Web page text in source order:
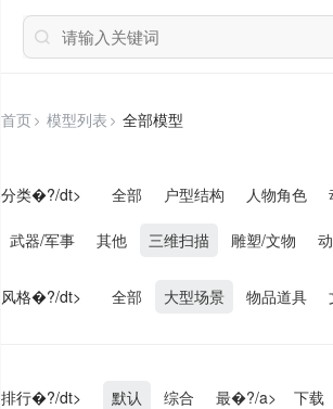
首页 模型列表 全部模型
分类�?/dt> 全部 户型结构 人物角色
武器/军事 其他 三维扫描 雕塑/文物
风格�?/dt> 全部 大型场景 物品道具
排行�?/dt> 默认 综合 最�?/a> 下载